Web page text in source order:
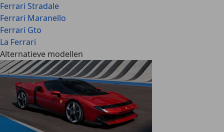
Ferrari Stradale
Ferrari Maranello
Ferrari Gto
La Ferrari
Alternatieve modellen